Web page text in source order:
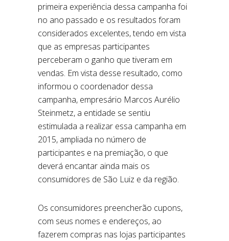
primeira experiência dessa campanha foi
no ano passado e os resultados foram
considerados excelentes, tendo em vista
que as empresas participantes
perceberam o ganho que tiveram em
vendas. Em vista desse resultado, como
informou o coordenador dessa
campanha, empresário Marcos Aurélio
Steinmetz, a entidade se sentiu
estimulada a realizar essa campanha em
2015, ampliada no número de
participantes e na premiação, o que
deverá encantar ainda mais os
consumidores de São Luiz e da região.
Os consumidores preencherão cupons,
com seus nomes e endereços, ao
fazerem compras nas lojas participantes